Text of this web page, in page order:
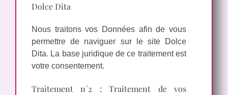
Dolce Dita
Nous traitons vos Données afin de vous
permettre de naviguer sur le site Dolce
Dita. La base juridique de ce traitement est
votre consentement.
Traitement n°2 : Traitement de vos